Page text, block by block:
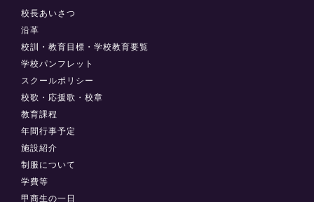
校長あいさつ
沿革
校訓・教育目標・学校教育要覧
学校パンフレット
スクールポリシー
校歌・応援歌・校章
教育課程
年間行事予定
施設紹介
制服について
学費等
甲商生の一日